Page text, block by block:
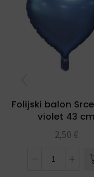
Folijski balon
violet 43 cm
2,50 €